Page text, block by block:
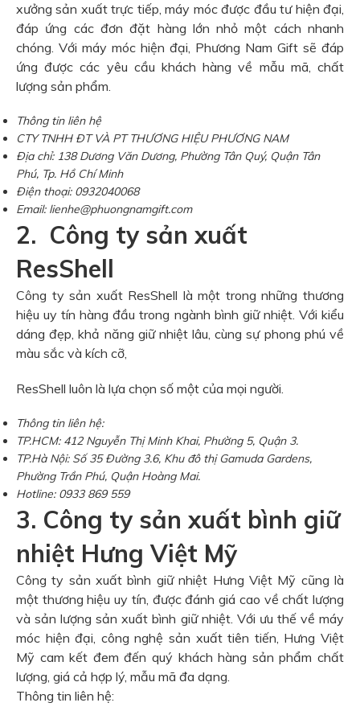
xưởng sản xuất trực tiếp, máy móc được đầu tư hiện đại,
đáp ứng các đơn đặt hàng lớn nhỏ một cách nhanh
chóng. Với máy móc hiện đại, Phương Nam Gift sẽ đáp
ứng được các yêu cầu khách hàng về mẫu mã, chất
lượng sản phẩm.
Thông tin liên hệ
CTY TNHH ĐT VÀ PT THƯƠNG HIỆU PHƯƠNG NAM
Địa chỉ: 138 Dương Văn Dương, Phường Tân Quý, Quận Tân
Phú, Tp. Hồ Chí Minh
Điện thoại: 0932040068
Email: lienhe@phuongnamgift.com
2. Công ty sản xuất
ResShell
Công ty sản xuất ResShell là một trong những thương
hiệu uy tín hàng đầu trong ngành bình giữ nhiệt. Với kiểu
dáng đẹp, khả năng giữ nhiệt lâu, cùng sự phong phú về
màu sắc và kích cỡ,
ResShell luôn là lựa chọn số một của mọi người.
Thông tin liên hệ:
TP.HCM: 412 Nguyễn Thị Minh Khai, Phường 5, Quận 3.
TP.Hà Nội: Số 35 Đường 3.6, Khu đô thị Gamuda Gardens,
Phường Trần Phú, Quận Hoàng Mai.
Hotline: 0933 869 559
3. Công ty sản xuất bình giữ
nhiệt Hưng Việt Mỹ
Công ty sản xuất bình giữ nhiệt Hưng Việt Mỹ cũng là
một thương hiệu uy tín, được đánh giá cao về chất lượng
và sản lượng sản xuất bình giữ nhiệt. Với ưu thế về máy
móc hiện đại, công nghệ sản xuất tiên tiến, Hưng Việt
Mỹ cam kết đem đến quý khách hàng sản phẩm chất
lượng, giá cả hợp lý, mẫu mã đa dạng.
Thông tin liên hệ: